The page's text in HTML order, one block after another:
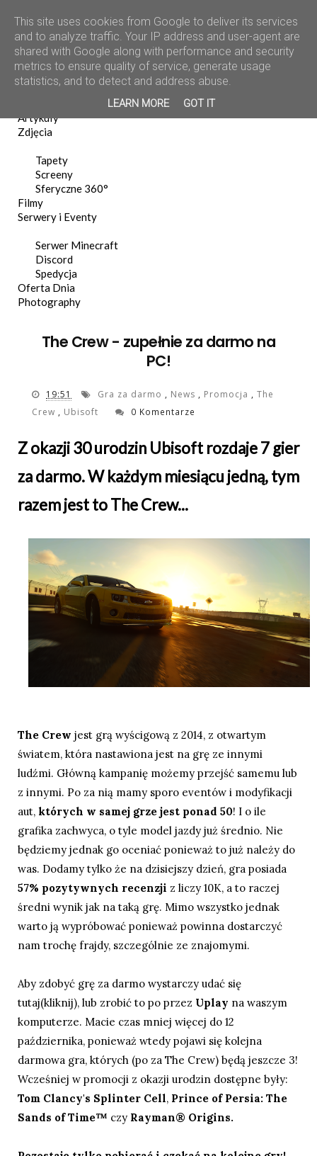
Home
Artykuły
Zdjęcia
Tapety
Screeny
Sferyczne 360°
Filmy
Serwery i Eventy
Serwer Minecraft
Discord
Spedycja
Oferta Dnia
Photography
The Crew - zupełnie za darmo na
PC!
19:51 Gra za darmo , News , Promocja , The
Crew , Ubisoft 0 Komentarze
Z okazji 30 urodzin Ubisoft rozdaje 7 gier
za darmo. W każdym miesiącu jedną, tym
razem jest to The Crew...
The Crew jest grą wyścigową z 2014, z otwartym
światem, która nastawiona jest na grę ze innymi
ludźmi. Główną kampanię możemy przejść samemu lub
z innymi. Po za nią mamy sporo eventów i modyfikacji
aut, których w samej grze jest ponad 50! I o ile
grafika zachwyca, o tyle model jazdy już średnio. Nie
będziemy jednak go oceniać ponieważ to już należy do
was. Dodamy tylko że na dzisiejszy dzień, gra posiada
57% pozytywnych recenzji z liczy 10K, a to raczej
średni wynik jak na taką grę. Mimo wszystko jednak
warto ją wypróbować ponieważ powinna dostarczyć
nam trochę frajdy, szczególnie ze znajomymi.
Aby zdobyć grę za darmo wystarczy udać się
tutaj(kliknij), lub zrobić to po przez Uplay na waszym
komputerze. Macie czas mniej więcej do 12
października, ponieważ wtedy pojawi się kolejna
darmowa gra, których (po za The Crew) będą jeszcze 3!
Wcześniej w promocji z okazji urodzin dostępne były:
Tom Clancy's Splinter Cell, Prince of Persia: The
Sands of Time™ czy Rayman® Origins.
This site uses cookies from Google to deliver its services
and to analyze traffic. Your IP address and user-agent are
shared with Google along with performance and security
metrics to ensure quality of service, generate usage
statistics, and to detect and address abuse.
LEARN MORE GOT IT